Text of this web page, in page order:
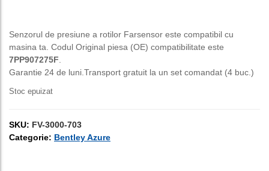
Senzorul de presiune a rotilor Farsensor este compatibil cu
masina ta. Codul Original piesa (OE) compatibilitate este
7PP907275F
Garantie 24 de luni.Transport gratuit la un set comandat (4 buc.)
Stoc epuizat
SKU: FV-3000-703
Categorie: Bentley Azure